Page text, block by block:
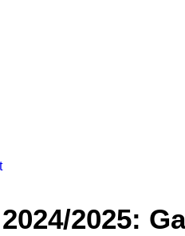
2025: